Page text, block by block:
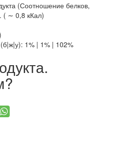
(Соотношение белков,
( ∼ 0,8 кКал)
1% | 1% | 102%